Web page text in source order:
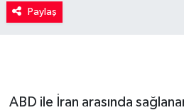
Paylaş
ABD ile İran arasında